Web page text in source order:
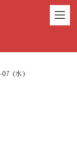
07 (水)